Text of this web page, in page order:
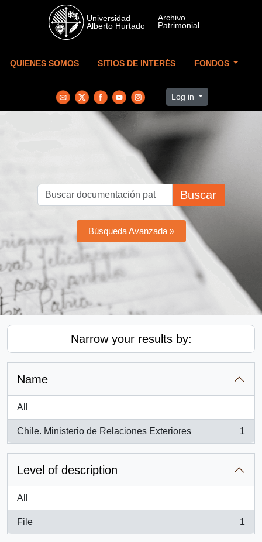
Skip to main content
QUIENES SOMOS SITIOS DE INTERÉS FONDOS
Log in
Buscar
Búsqueda Avanzada »
Narrow your results by:
Name
All
Chile. Ministerio de Relaciones Exteriores
, 1 results
1
Level of description
All
File
, 1 results
1